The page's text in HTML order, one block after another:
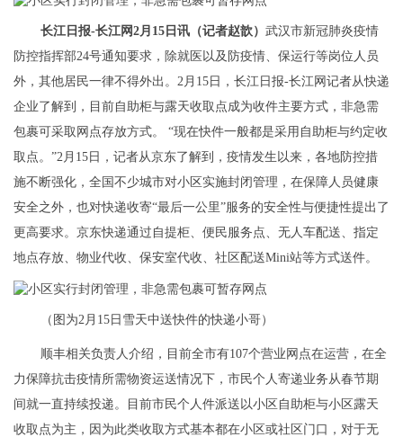
长江日报-长江网2月15日讯（记者赵歆） 武汉市新冠肺炎疫情
防控指挥部24号通知要求，除就医以及防疫情、保运行等岗位人员
外，其他居民一律不得外出。2月15日，长江日报-长江网记者从快递
企业了解到，目前自助柜与露天收取点成为收件主要方式，非急需
包裹可采取网点存放方式。 “现在快件一般都是采用自助柜与约定收
取点。”2月15日，记者从京东了解到，疫情发生以来，各地防控措
施不断强化，全国不少城市对小区实施封闭管理，在保障人员健康
安全之外，也对快递收寄“最后一公里”服务的安全性与便捷性提出了
更高要求。京东快递通过自提柜、便民服务点、无人车配送、指定
地点存放、物业代收、保安室代收、社区配送Mini站等方式送件。
（图为2月15日雪天中送快件的快递小哥）
顺丰相关负责人介绍，目前全市有107个营业网点在运营，在全
力保障抗击疫情所需物资运送情况下，市民个人寄递业务从春节期
间就一直持续投递。目前市民个人件派送以小区自助柜与小区露天
收取点为主，因为此类收取方式基本都在小区或社区门口，对于无